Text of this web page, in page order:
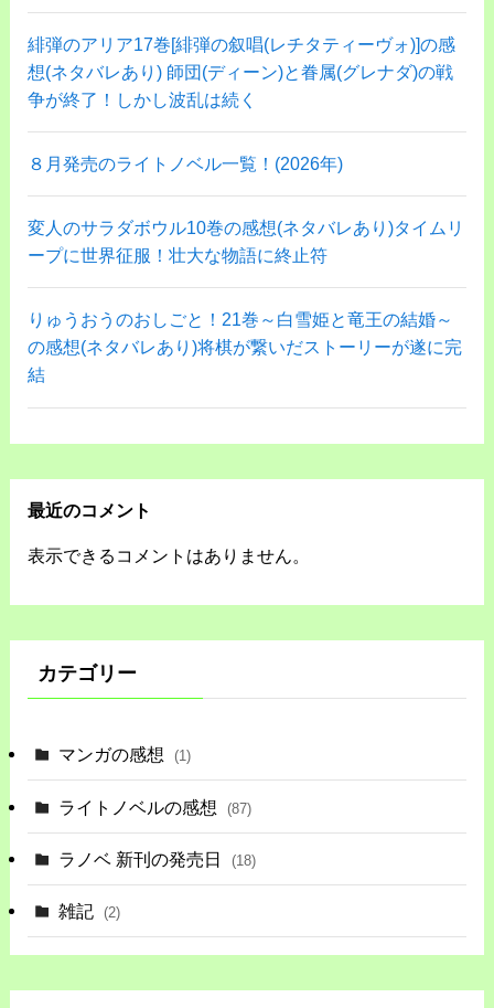
緋弾のアリア17巻[緋弾の叙唱(レチタティーヴォ)]の感
想(ネタバレあり) 師団(ディーン)と眷属(グレナダ)の戦
争が終了！しかし波乱は続く
８月発売のライトノベル一覧！(2026年)
変人のサラダボウル10巻の感想(ネタバレあり)タイムリ
ープに世界征服！壮大な物語に終止符
りゅうおうのおしごと！21巻～白雪姫と竜王の結婚～
の感想(ネタバレあり)将棋が繋いだストーリーが遂に完
結
最近のコメント
表示できるコメントはありません。
カテゴリー
マンガの感想 (1)
ライトノベルの感想 (87)
ラノベ 新刊の発売日 (18)
雑記 (2)